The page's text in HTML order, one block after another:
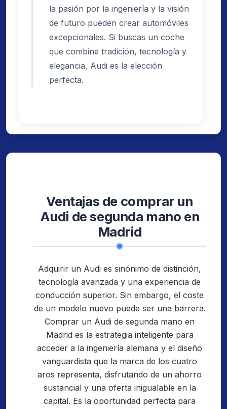
la pasión por la ingeniería y la visión
de futuro pueden crear automóviles
excepcionales. Si buscas un coche
que combine tradición, tecnología y
elegancia, Audi es la elección
perfecta.
Ventajas de comprar un
Audi de segunda mano en
Madrid
Adquirir un Audi es sinónimo de distinción,
tecnología avanzada y una experiencia de
conducción superior. Sin embargo, el coste
de un modelo nuevo puede ser una barrera.
Comprar un Audi de segunda mano en
Madrid es la estrategia inteligente para
acceder a la ingeniería alemana y el diseño
vanguardista que la marca de los cuatro
aros representa, disfrutando de un ahorro
sustancial y una oferta inigualable en la
capital. Es la oportunidad perfecta para